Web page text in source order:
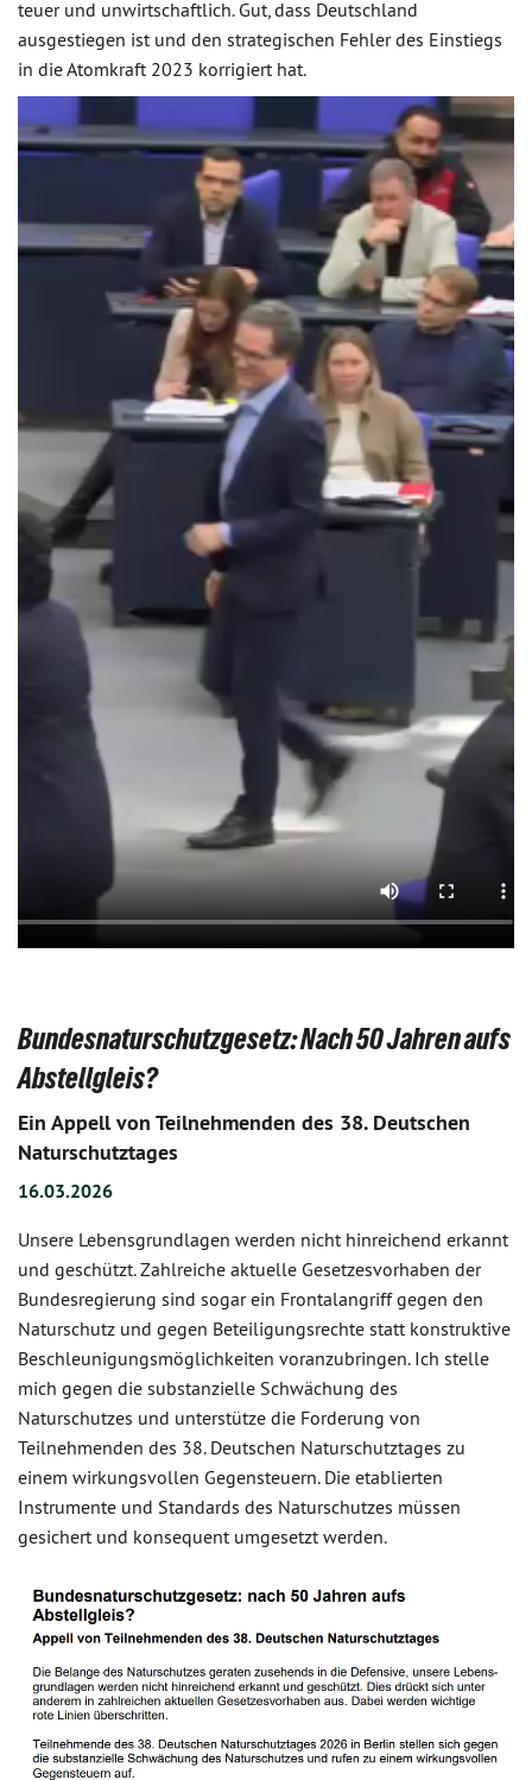
teuer und unwirtschaftlich. Gut, dass Deutschland
ausgestiegen ist und den strategischen Fehler des Einstiegs
in die Atomkraft 2023 korrigiert hat.
Bundesnaturschutzgesetz: Nach 50 Jahren aufs
Abstellgleis?
Ein Appell von Teilnehmenden des 38. Deutschen
Naturschutztages
16.03.2026
Unsere Lebensgrundlagen werden nicht hinreichend erkannt
und geschützt. Zahlreiche aktuelle Gesetzesvorhaben der
Bundesregierung sind sogar ein Frontalangriff gegen den
Naturschutz und gegen Beteiligungsrechte statt konstruktive
Beschleunigungsmöglichkeiten voranzubringen. Ich stelle
mich gegen die substanzielle Schwächung des
Naturschutzes und unterstütze die Forderung von
Teilnehmenden des 38. Deutschen Naturschutztages zu
einem wirkungsvollen Gegensteuern. Die etablierten
Instrumente und Standards des Naturschutzes müssen
gesichert und konsequent umgesetzt werden.